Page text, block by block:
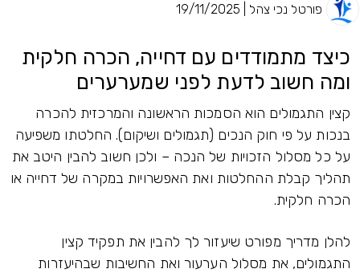
פורטל נכי צהל | 19/11/2025
כיצד מתמודדים עם דחייה, הכרה חלקית
ומה חשוב לדעת לפני שמערערים
קצין התגמולים הוא הסמכות הראשונה והמרכזית להכרה
בנכות על פי חוק הנכים (תגמולים ושיקום). החלטתו משפיעה
על כל מסלול הזכויות של הנכה – ולכן חשוב להבין היטב את
תהליך קבלת ההחלטות ואת האפשרויות במקרה של דחייה או
הכרה חלקית.
להלן מדריך מפורט שיעזור לך להבין את תפקיד קצין
התגמולים, את מסלול הערעור ואת החשיבות שבהיעזרות